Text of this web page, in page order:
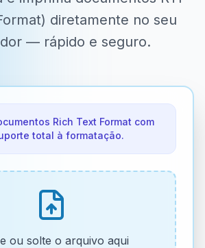
diretamente no seu
— rápido e seguro.
Rich Text Format com
total à formatação.
ou solte o arquivo aqui